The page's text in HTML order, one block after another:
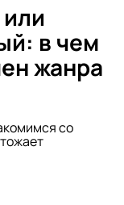
в чем
жанра
со